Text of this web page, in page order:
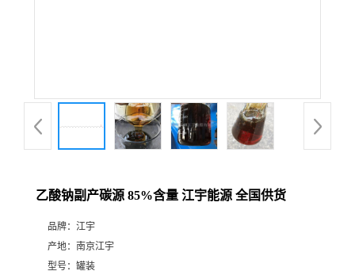
乙酸钠副产碳源 85%含量 江宇能源 全国供货
品牌： 江宇
产地： 南京江宇
型号： 罐装